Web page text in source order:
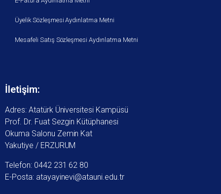
Üyelik Sözleşmesi Aydınlatma Metni
Mesafeli Satış Sözleşmesi Aydınlatma Metni
İletişim:
Adres: Atatürk Üniversitesi Kampüsü
Prof. Dr. Fuat Sezgin Kütüphanesi
Okuma Salonu Zemin Kat
Yakutiye / ERZURUM
Telefon: 0442 231 62 80
E-Posta: atayayinevi@atauni.edu.tr